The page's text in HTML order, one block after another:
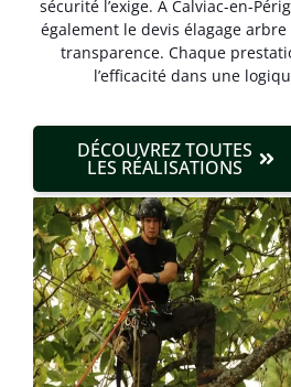
sécurité l’exige. A Calviac-en-
également le devis élagage
transparence. Chaque
l’efficacité dans une
DÉCOUVREZ TOUTES
LES RÉALISATIONS